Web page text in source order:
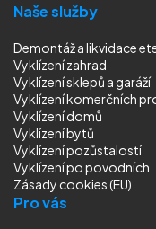
Naše služby
Demontáž a likvidace
Vyklízení zahrad
Vyklízení sklepů a garáží
Vyklízení komerčních
Vyklízení domů
Vyklízení bytů
Vyklízení pozůstalostí
Vyklízenípo povodních
Zásady cookies (EU)
Pro vás